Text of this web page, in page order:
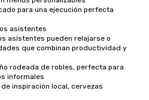
para una ejecución perfecta
asistentes
asistentes pueden relajarse o
que combinan productividad y
rodeada de robles, perfecta para
informales
inspiración local, cervezas